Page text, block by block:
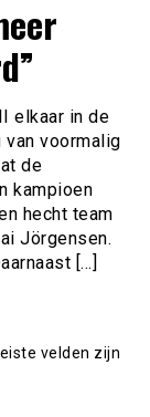
elkaar in de
voormalig
de
kampioen
hecht team
Jörgensen.
[…]
velden zijn